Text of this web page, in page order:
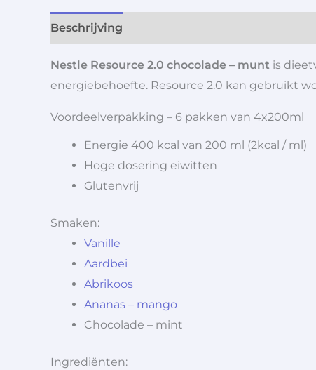
Beschrijving
Nestle Resource 2.0 chocolade – munt is
energiebehoefte. Resource 2.0 kan gebruikt
Voordeelverpakking – 6 pakken van 4x200ml
Energie 400 kcal van 200 ml (2kcal / ml)
Hoge dosering eiwitten
Glutenvrij
Smaken:
Vanille
Aardbei
Abrikoos
Ananas – mango
Chocolade – mint
Ingrediënten: